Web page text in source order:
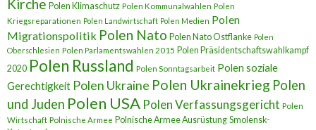
Kirche Polen Klimaschutz Polen Kommunalwahlen Polen
Kriegsreparationen Polen Landwirtschaft Polen Medien Polen
Migrationspolitik Polen Nato Polen Nato Ostflanke Polen
Oberschlesien Polen Parlamentswahlen 2015 Polen Präsidentschaftswahlkampf
2020 Polen Russland Polen Sonntagsarbeit Polen soziale
Gerechtigkeit Polen Ukraine Polen Ukrainekrieg Polen
und Juden Polen USA Polen Verfassungsgericht Polen
Wirtschaft Polnische Armee Polnische Armee Ausrüstung Smolensk-